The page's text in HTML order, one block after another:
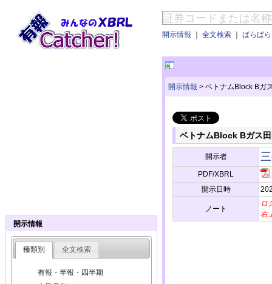
開示情報 ｜ 全文検索 ｜ ぱらぱ
開示情報 > ベトナムBlock Bガ
ベトナムBlock Bガス
開示者
PDF/XBRL
開示日時
ノート
ロ
右
開示情報
種類別 全文検索
有報・半報・四半期